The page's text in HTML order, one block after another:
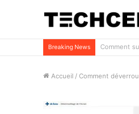
Breaking News Impossible
Accueil / Comment